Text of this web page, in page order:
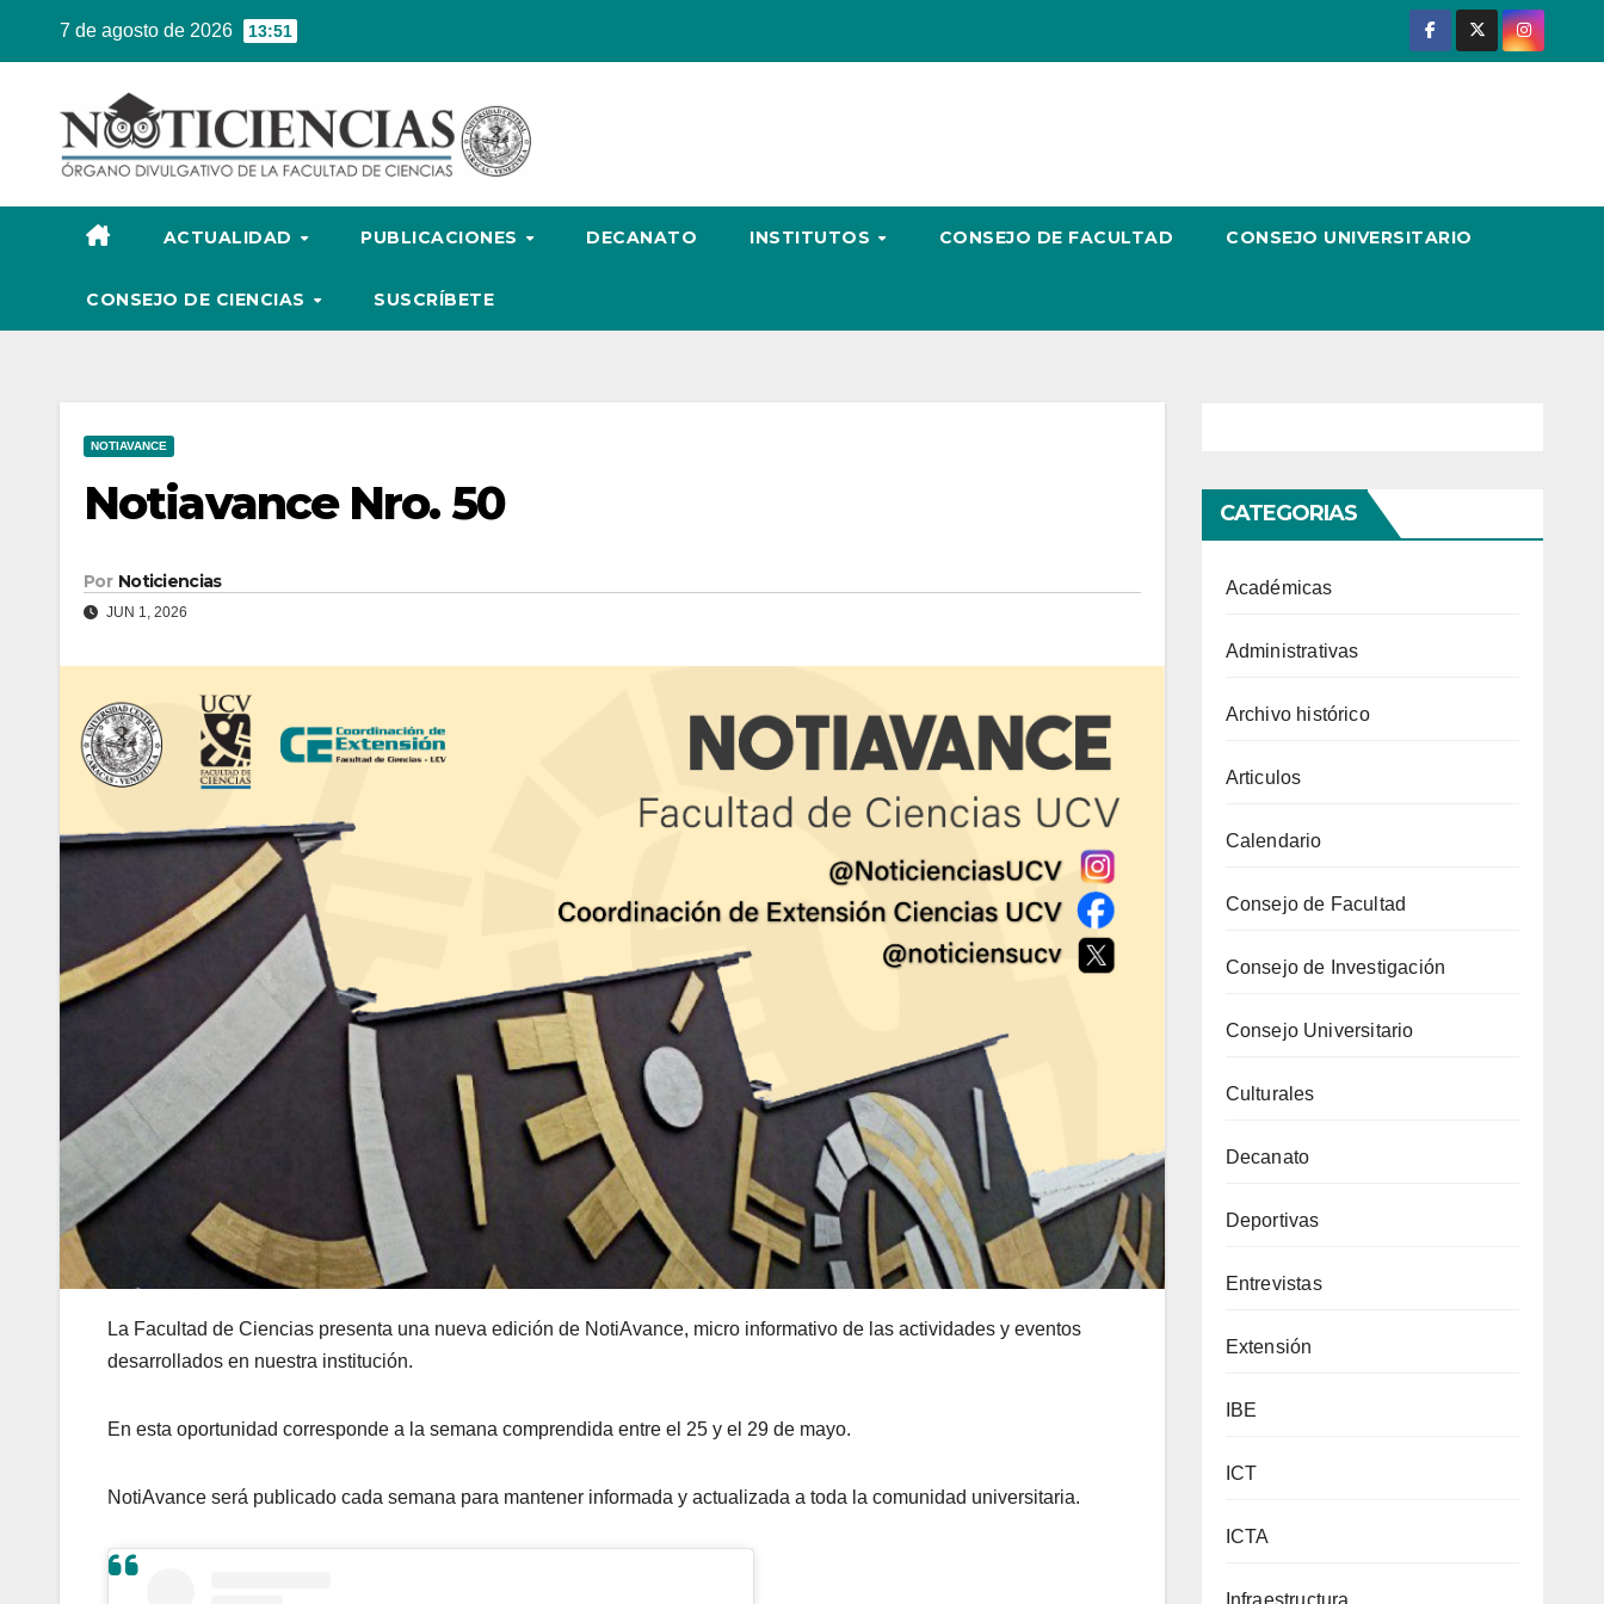
7 de agosto de 2026 13:51
ACTUALIDAD PUBLICACIONES DECANATO INSTITUTOS CONSEJO DE FACULTAD CONSEJO UNIVERSITARIO
CONSEJO DE CIENCIAS SUSCRÍBETE
NOTIAVANCE
Notiavance Nro. 50
Por Noticiencias
JUN 1, 2026
La Facultad de Ciencias presenta una nueva edición de NotiAvance, micro informativo de las actividades y eventos
desarrollados en nuestra institución.
En esta oportunidad corresponde a la semana comprendida entre el 25 y el 29 de mayo.
NotiAvance será publicado cada semana para mantener informada y actualizada a toda la comunidad universitaria.
CATEGORIAS
Académicas
Administrativas
Archivo histórico
Articulos
Calendario
Consejo de Facultad
Consejo de Investigación
Consejo Universitario
Culturales
Decanato
Deportivas
Entrevistas
Extensión
IBE
ICT
ICTA
Infraestructura